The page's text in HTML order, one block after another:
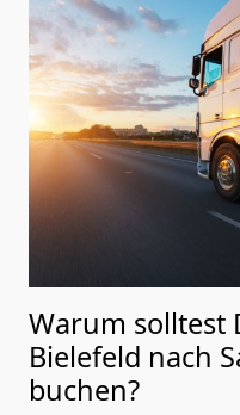
Warum solltest
Bielefeld nach
buchen?